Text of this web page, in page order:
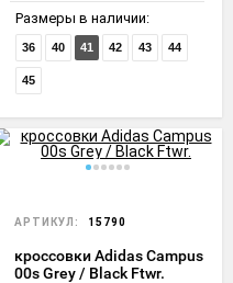
Размеры в наличии:
36 40 41 42 43 44
45
АРТИКУЛ: 15790
кроссовки Adidas Campus
00s Grey / Black Ftwr.